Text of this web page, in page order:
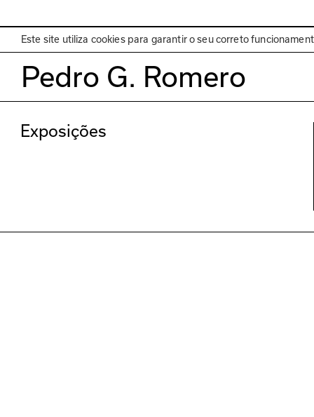
EN Programa
Este site utiliza cookies para garantir o seu correto
Pedro G. Romero
Exposições